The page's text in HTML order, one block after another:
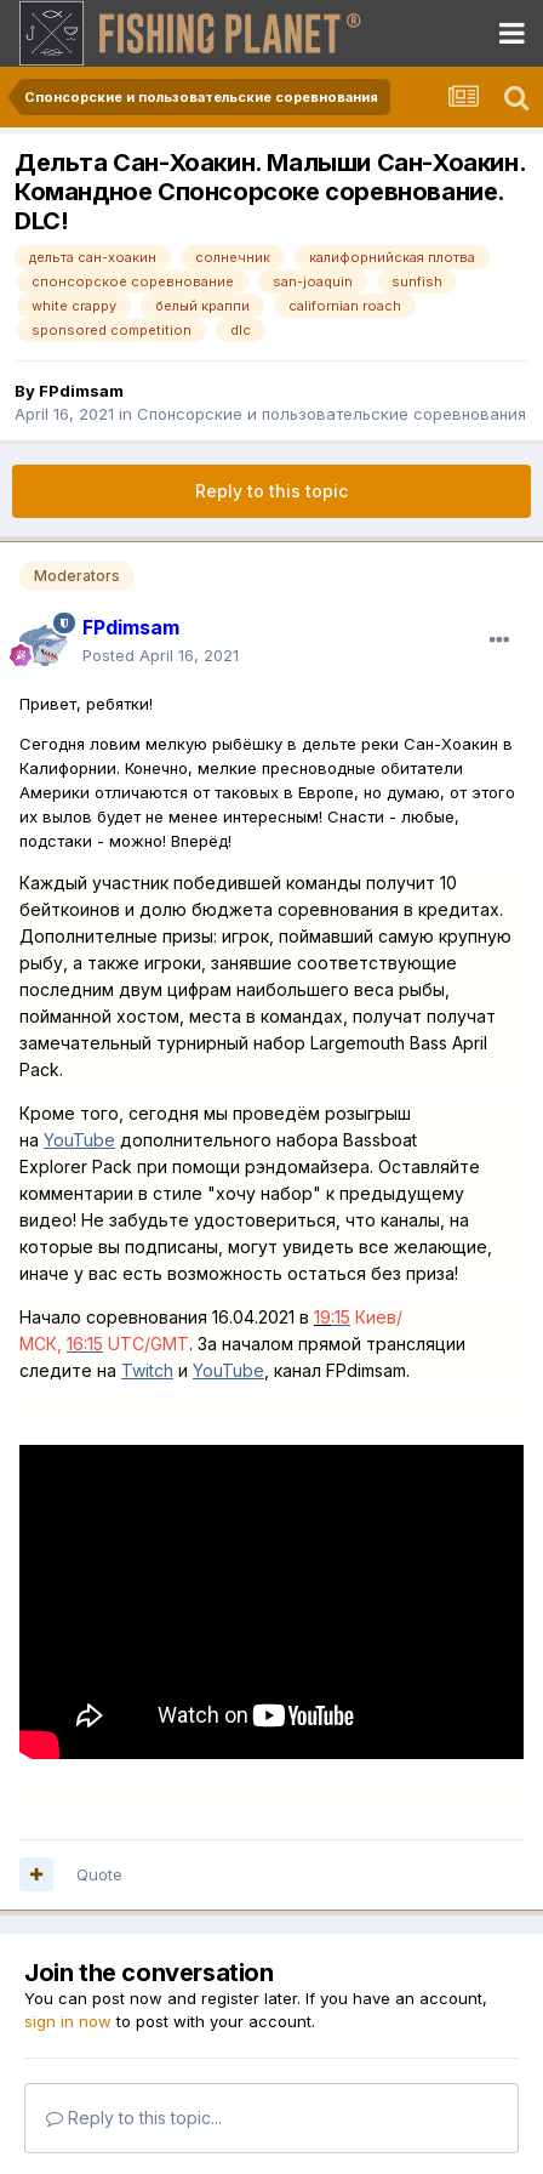
Спонсорские и пользовательские соревнования
Дельта Сан-Хоакин. Малыши Сан-Хоакин.
Командное Спонсорсоке соревнование.
DLC!
дельта сан-хоакин солнечник
калифорнийская плотва
спонсорское соревнование
san-joaquin
sunfish
white crappy
белый краппи
californian roach
sponsored competition
dlc
By FPdimsam
April 16, 2021 in Спонсорские и пользовательские соревнования
Reply to this topic
Moderators
FPdimsam
Posted April 16, 2021
Привет, ребятки!
Сегодня ловим мелкую рыбёшку в дельте реки Сан-Хоакин в
Калифорнии. Конечно, мелкие пресноводные обитатели
Америки отличаются от таковых в Европе, но думаю, от этого
их вылов будет не менее интересным! Снасти - любые,
подстаки - можно! Вперёд!
Каждый участник победившей команды получит 10
бейткоинов и долю бюджета соревнования в кредитах.
Дополнителные призы: игрок, поймавший самую крупную
рыбу, а также игроки, занявшие соответствующие
последним двум цифрам наибольшего веса рыбы,
пойманной хостом, места в командах, получат получат
замечательный турнирный набор Largemouth Bass April
Pack.
Кроме того, сегодня мы проведём розыгрыш
на YouTube дополнительного набора Bassboat
Explorer Pack при помощи рэндомайзера. Оставляйте
комментарии в стиле "хочу набор" к предыдущему
видео! Не забудьте удостовериться, что каналы, на
которые вы подписаны, могут увидеть все желающие,
иначе у вас есть возможность остаться без приза!
Начало соревнования 16.04.2021 в 19:15 Киев/
МСК, 16:15 UTC/GMT. За началом прямой трансляции
следите на Twitch и YouTube , канал FPdimsam.
Quote
Join the conversation
You can post now and register later. If you have an account,
sign in now to post with your account.
Reply to this topic...